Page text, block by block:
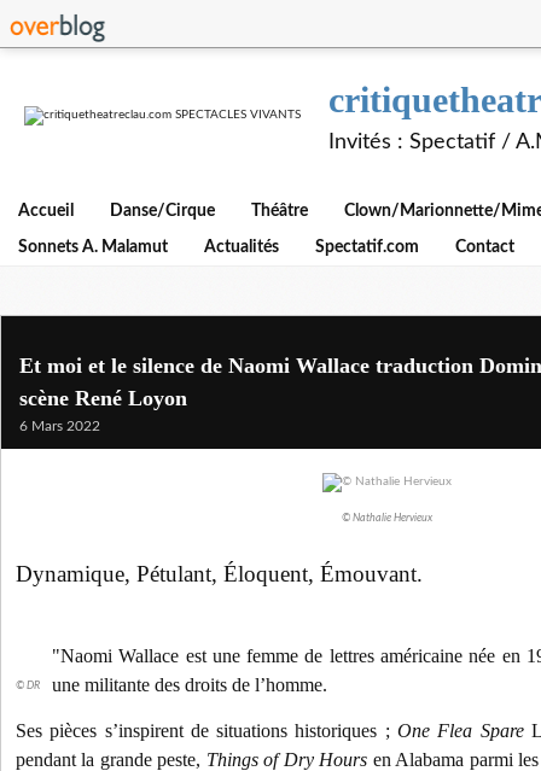
Invités : Spectatif /
Accueil Danse/Cirque Théâtre Clown/Marionnette/
Sonnets A. Malamut Actualités Spectatif.com Contact
Et moi et le silence de Naomi Wallace traduction
scène René Loyon
6 Mars 2022
© Nathalie Hervieux
Dynamique, Pétulant, Éloquent, Émouvant.
© DR
"Naomi Wallace est une femme de lettres américaine née en
une militante des droits de l’homme.
Ses pièces s’inspirent de situations historiques ; One Flea Spare
pendant la grande peste, Things of Dry Hours en Alabama parmi